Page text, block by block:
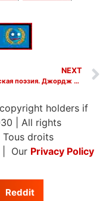
NEXT
Английская поэзия. Джордж Гордон Байрон. Элегия на Ньюстедское аббатство. George Gordon Byron. Elegy on Newstead Abbey
holders if
All rights
Tous droits
| Our Privacy Policy
Reddit